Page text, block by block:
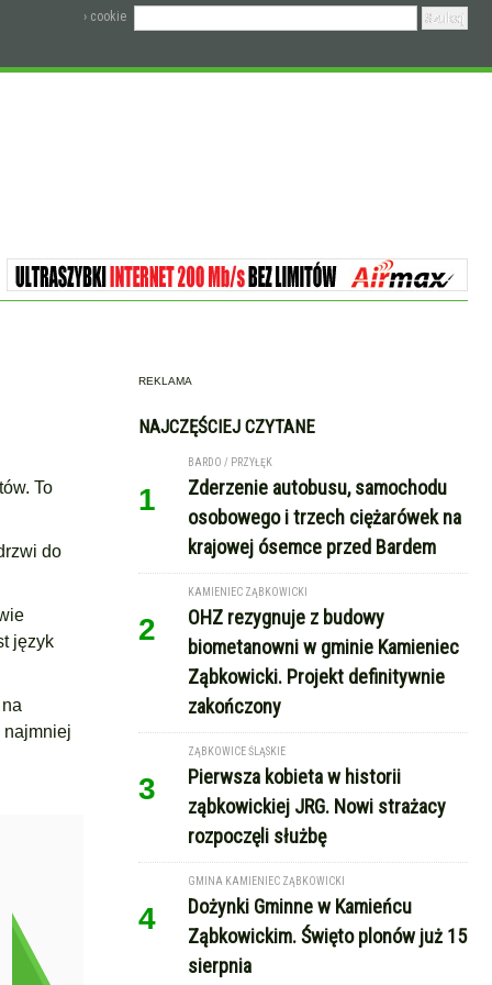
› cookie
To
do
język
najmniej
REKLAMA
NAJCZĘŚCIEJ CZYTANE
1
BARDO / PRZYŁĘK
Zderzenie autobusu, samochodu
osobowego i trzech ciężarówek na
krajowej ósemce przed Bardem
2
KAMIENIEC ZĄBKOWICKI
OHZ rezygnuje z budowy
biometanowni w gminie Kamieniec
Ząbkowicki. Projekt definitywnie
zakończony
3
ZĄBKOWICE ŚLĄSKIE
Pierwsza kobieta w historii
ząbkowickiej JRG. Nowi strażacy
rozpoczęli służbę
4
GMINA KAMIENIEC ZĄBKOWICKI
Dożynki Gminne w Kamieńcu
Ząbkowickim. Święto plonów już 15
sierpnia